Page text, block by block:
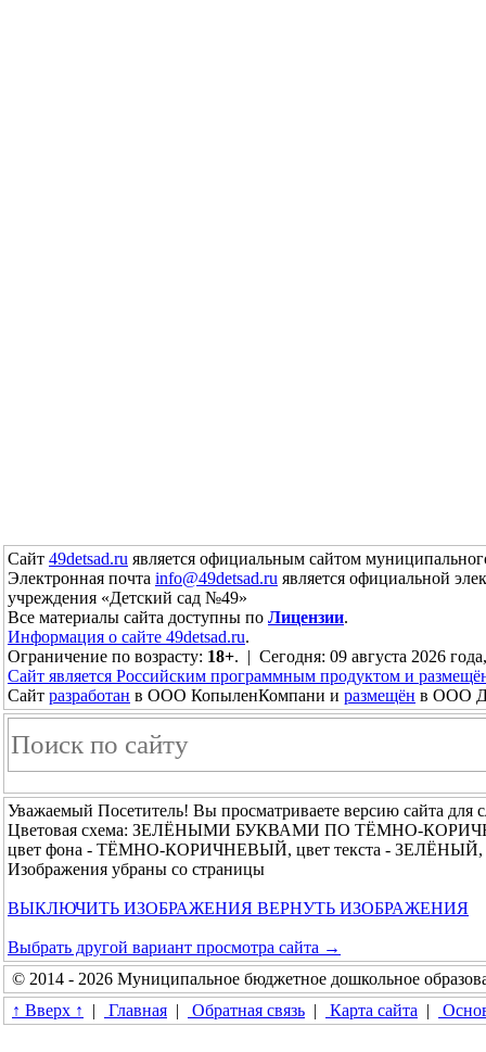
Сайт 49detsad.ru является официальным сайтом
Электронная почта info@49detsad.ru является официальной
учреждения «Детский сад №49»
Все материалы сайта доступны по Лицензии.
Информация о сайте 49detsad.ru.
Ограничение по возрасту: 18+. | Сегодня: 09 августа 2026
Сайт является Российским программным продуктом и
Сайт разработан в ООО КопыленКомпани и размещён в ООО
Уважаемый Посетитель! Вы просматриваете версию сайта для
Цветовая схема: ЗЕЛЁНЫМИ БУКВАМИ ПО ТЁМНО-
цвет фона - ТЁМНО-КОРИЧНЕВЫЙ, цвет текста - ЗЕЛЁНЫЙ,
Изображения убраны со страницы
ВЫКЛЮЧИТЬ ИЗОБРАЖЕНИЯ ВЕРНУТЬ ИЗОБРАЖЕНИЯ
Выбрать другой вариант просмотра сайта →
© 2014 - 2026 Муниципальное бюджетное дошкольное
↑ Вверх ↑
| Главная | Обратная связь | Карта сайта |